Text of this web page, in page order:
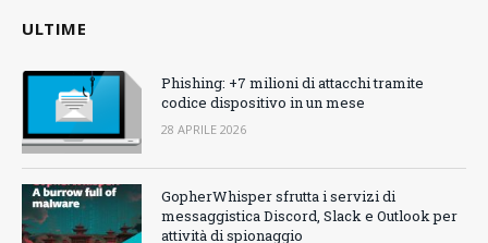
ULTIME
Phishing: +7 milioni di attacchi tramite
codice dispositivo in un mese
28 APRILE 2026
GopherWhisper sfrutta i servizi di
messaggistica Discord, Slack e Outlook per
attività di spionaggio